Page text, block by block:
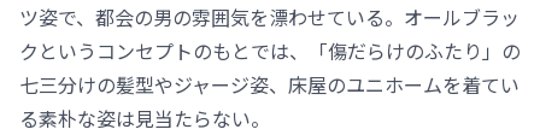
ツ姿で、都会の男の雰囲気を漂わせている。オールブラッ
クというコンセプトのもとでは、「傷だらけのふたり」の
七三分けの髪型やジャージ姿、床屋のユニホームを着てい
る素朴な姿は見当たらない。